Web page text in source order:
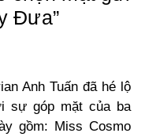
Đưa”
Anh Tuấn đã hé lộ
sự góp mặt của ba
gồm: Miss Cosmo